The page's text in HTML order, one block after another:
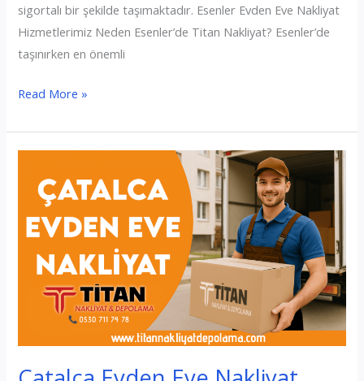
sigortalı bir şekilde taşımaktadır. Esenler Evden Eve Nakliyat
Hizmetlerimiz Neden Esenler’de Titan Nakliyat? Esenler’de
taşınırken en önemli
Esenler
Eve
Read More »